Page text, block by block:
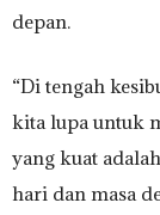
depan.
“Di tengah
kita lupa untuk
yang kuat
hari dan masa